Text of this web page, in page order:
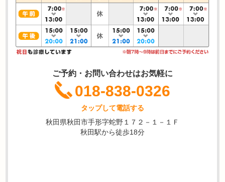
ご予約・お問い合わせはお気軽に
018-838-0326
タップして電話する
秋田県秋田市手形字蛇野１７２－１－１Ｆ
秋田駅から徒歩18分